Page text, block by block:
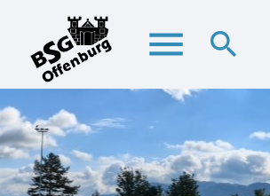
menu search